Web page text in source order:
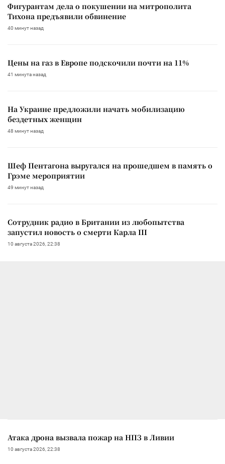
Фигурантам дела о покушении на митрополита
Тихона предъявили обвинение
40 минут назад
Цены на газ в Европе подскочили почти на 11%
41 минута назад
На Украине предложили начать мобилизацию
бездетных женщин
48 минут назад
Шеф Пентагона выругался на прошедшем в память о
Грэме мероприятии
49 минут назад
Сотрудник радио в Британии из любопытства
запустил новость о смерти Карла III
10 августа 2026, 22:38
Атака дрона вызвала пожар на НПЗ в Ливии
10 августа 2026, 22:38